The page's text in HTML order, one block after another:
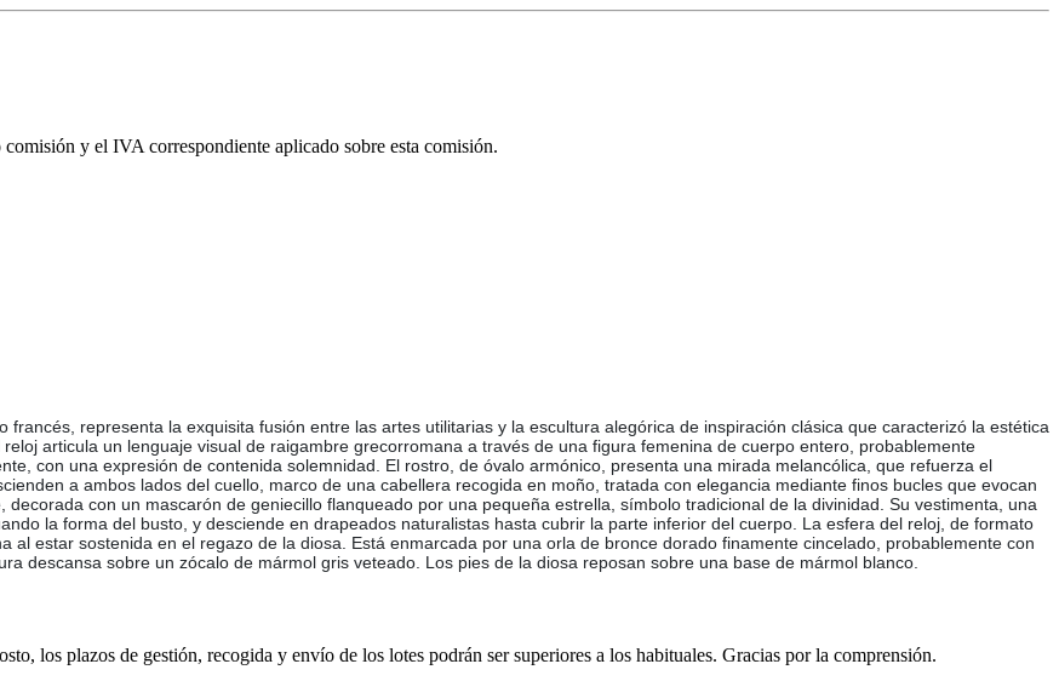
y el IVA correspondiente aplicado sobre esta comisión.
representa la exquisita fusión entre las artes utilitarias y la escultura alegórica de inspiración clásica que caracterizó la estética
articula un lenguaje visual de raigambre grecorromana a través de una figura femenina de cuerpo entero, probablemente
con una expresión de contenida solemnidad. El rostro, de óvalo armónico, presenta una mirada melancólica, que refuerza el
a ambos lados del cuello, marco de una cabellera recogida en moño, tratada con elegancia mediante finos bucles que evocan
con un mascarón de geniecillo flanqueado por una pequeña estrella, símbolo tradicional de la divinidad. Su vestimenta, una
la forma del busto, y desciende en drapeados naturalistas hasta cubrir la parte inferior del cuerpo. La esfera del reloj, de formato
estar sostenida en el regazo de la diosa. Está enmarcada por una orla de bronce dorado finamente cincelado, probablemente con
descansa sobre un zócalo de mármol gris veteado. Los pies de la diosa reposan sobre una base de mármol blanco.
los plazos de gestión, recogida y envío de los lotes podrán ser superiores a los habituales. Gracias por la comprensión.